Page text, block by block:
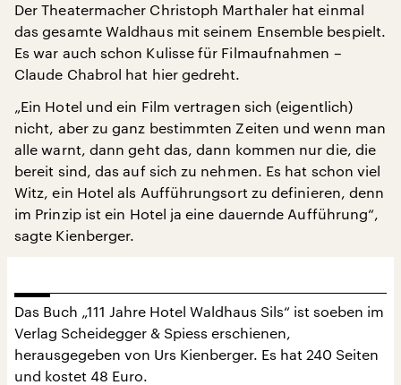
Der Theatermacher Christoph Marthaler hat einmal
das gesamte Waldhaus mit seinem Ensemble bespielt.
Es war auch schon Kulisse für Filmaufnahmen –
Claude Chabrol hat hier gedreht.
„Ein Hotel und ein Film vertragen sich (eigentlich)
nicht, aber zu ganz bestimmten Zeiten und wenn man
alle warnt, dann geht das, dann kommen nur die, die
bereit sind, das auf sich zu nehmen. Es hat schon viel
Witz, ein Hotel als Aufführungsort zu definieren, denn
im Prinzip ist ein Hotel ja eine dauernde Aufführung“,
sagte Kienberger.
Das Buch „111 Jahre Hotel Waldhaus Sils“ ist soeben im
Verlag Scheidegger & Spiess erschienen,
herausgegeben von Urs Kienberger. Es hat 240 Seiten
und kostet 48 Euro.